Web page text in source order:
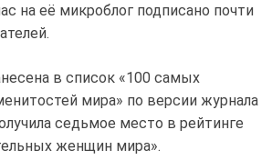
на её микроблог подписано почти
в список «100 самых
мира» по версии журнала
седьмое место в рейтинге
женщин мира».